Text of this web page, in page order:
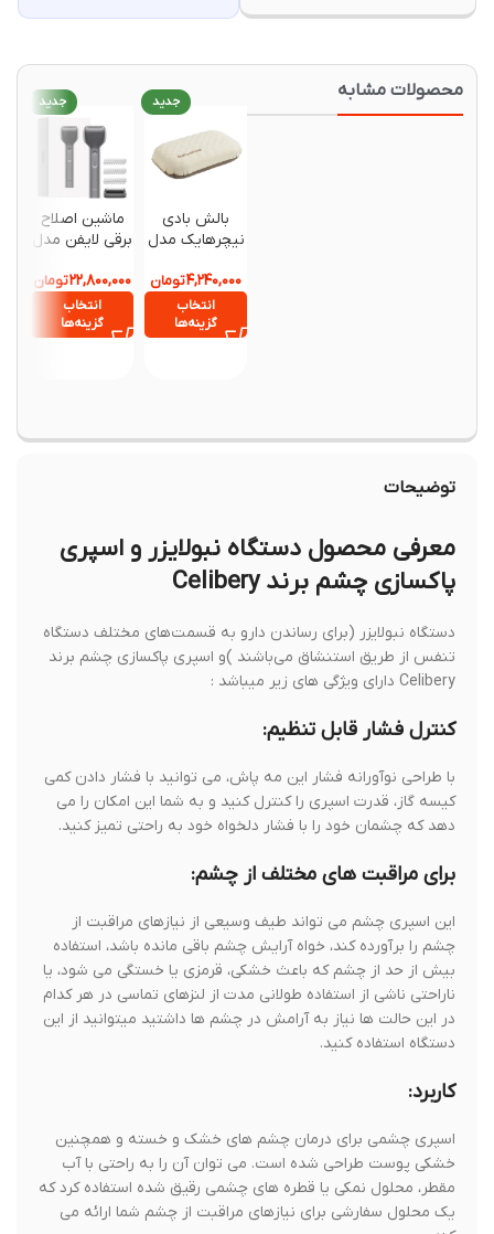
محصولات مشابه
بالش بادی
نیچرهایک مدل
4
۴,۲۴۰,۰۰۰تومان
انتخاب
گزینه‌ها
جدید
ماشین اصلاح
برقی لایفن مدل
تک تیغه
۲۲,۸۰۰,۰۰۰تومان
انتخاب
گزینه‌ها
جدید
توضیحات
معرفی محصول دستگاه نبولایزر و اسپری
پاکسازی چشم برند Celibery
دستگاه نبولایزر (برای رساندن دارو به قسمت‌های مختلف دستگاه
تنفس از طریق استنشاق می‌باشند )و اسپری پاکسازی چشم برند
Celibery دارای ویژگی های زیر میباشد :
کنترل فشار قابل تنظیم:
با طراحی نوآورانه فشار این مه پاش، می توانید با فشار دادن کمی
کیسه گاز، قدرت اسپری را کنترل کنید و به شما این امکان را می
دهد که چشمان خود را با فشار دلخواه خود به راحتی تمیز کنید.
برای مراقبت های مختلف از چشم:
این اسپری چشم می تواند طیف وسیعی از نیازهای مراقبت از
چشم را برآورده کند، خواه آرایش چشم باقی مانده باشد، استفاده
بیش از حد از چشم که باعث خشکی، قرمزی یا خستگی می شود، یا
ناراحتی ناشی از استفاده طولانی مدت از لنزهای تماسی در هر کدام
در این حالت ها نیاز به آرامش در چشم ها داشتید میتوانید از این
دستگاه استفاده کنید.
کاربرد:
اسپری چشمی برای درمان چشم های خشک و خسته و همچنین
خشکی پوست طراحی شده است. می توان آن را به راحتی با آب
مقطر، محلول نمکی یا قطره های چشمی رقیق شده استفاده کرد که
یک محلول سفارشی برای نیازهای مراقبت از چشم شما ارائه می